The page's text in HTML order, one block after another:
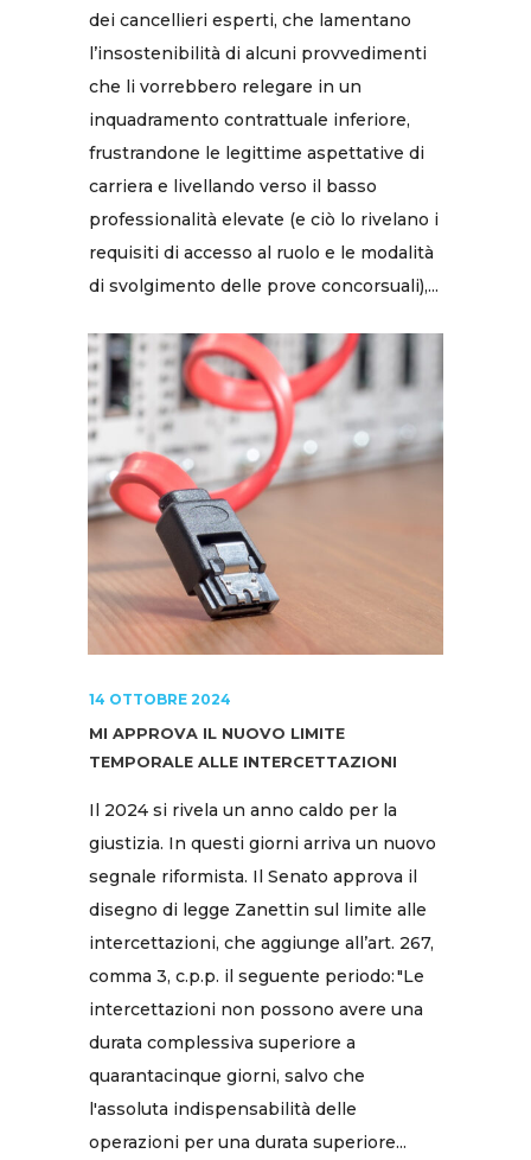
dei cancellieri esperti, che lamentano
l’insostenibilità di alcuni provvedimenti
che li vorrebbero relegare in un
inquadramento contrattuale inferiore,
frustrandone le legittime aspettative di
carriera e livellando verso il basso
professionalità elevate (e ciò lo rivelano i
requisiti di accesso al ruolo e le modalità
di svolgimento delle prove concorsuali),...
14 OTTOBRE 2024
MI APPROVA IL NUOVO LIMITE
TEMPORALE ALLE INTERCETTAZIONI
Il 2024 si rivela un anno caldo per la
giustizia. In questi giorni arriva un nuovo
segnale riformista. Il Senato approva il
disegno di legge Zanettin sul limite alle
intercettazioni, che aggiunge all’art. 267,
comma 3, c.p.p. il seguente periodo: "Le
intercettazioni non possono avere una
durata complessiva superiore a
quarantacinque giorni, salvo che
l'assoluta indispensabilità delle
operazioni per una durata superiore...